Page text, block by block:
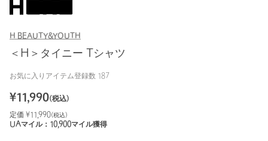
H BEAUTY&YOUTH
＜H＞タイニー Tシャツ
お気に入りアイテム登録数 187
¥11,990(税込)
定価 ¥11,990(税込)
UAマイル： 10,900マイル獲得